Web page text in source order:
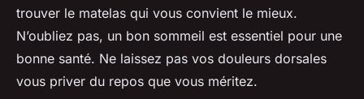
trouver le matelas qui vous convient le mieux.
N’oubliez pas, un bon sommeil est essentiel pour une
bonne santé. Ne laissez pas vos douleurs dorsales
vous priver du repos que vous méritez.